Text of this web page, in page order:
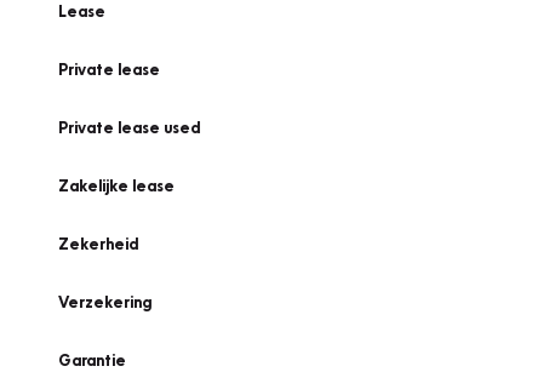
Lease
Private lease
Private lease used
Zakelijke lease
Zekerheid
Verzekering
Garantie